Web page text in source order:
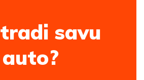
savu
auto?